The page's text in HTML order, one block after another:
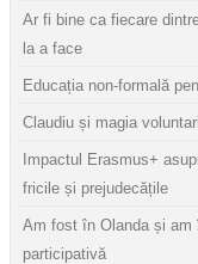
Ar fi bine ca fiecare
la a face
Educația non-formală
Claudiu și magia
Impactul Erasmus+
fricile și prejudecățile
Am fost în Olanda și am
participativă